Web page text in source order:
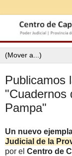
Publicamos
"Cuadernos
Pampa"
Un nuevo
Judicial de la
por el Centro de